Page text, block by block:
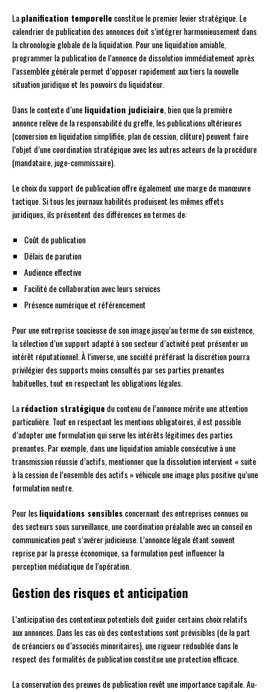
Laplanification temporelleconstitue le premier levier stratégique. Le
calendrier de publication des annonces doit s’intégrer harmonieusement dans
la chronologie globale de la liquidation. Pour une liquidation amiable,
programmer la publication de l’annonce de dissolution immédiatement après
l’assemblée générale permet d’opposer rapidement aux tiers la nouvelle
situation juridique et les pouvoirs du liquidateur.
Dans le contexte d’uneliquidation judiciaire, bien que la première
annonce relève de la responsabilité du greffe, les publications ultérieures
(conversion en liquidation simplifiée, plan de cession, clôture) peuvent faire
l’objet d’une coordination stratégique avec les autres acteurs de la procédure
(mandataire, juge-commissaire).
Le choix du support de publication offre également une marge de manœuvre
tactique. Si tous les journaux habilités produisent les mêmes effets
juridiques, ils présentent des différences en termes de:
Coût de publication
Délais de parution
Audience effective
Facilité de collaboration avec leurs services
Présence numérique et référencement
Pour une entreprise soucieuse de son image jusqu’au terme de son existence,
la sélection d’un support adapté à son secteur d’activité peut présenter un
intérêt réputationnel. À l’inverse, une société préférant la discrétion pourra
privilégier des supports moins consultés par ses parties prenantes
habituelles, tout en respectant les obligations légales.
Larédaction stratégiquedu contenu de l’annonce mérite une attention
particulière. Tout en respectant les mentions obligatoires, il est possible
d’adopter une formulation qui serve les intérêts légitimes des parties
prenantes. Par exemple, dans une liquidation amiable consécutive à une
transmission réussie d’actifs, mentionner que la dissolution intervient « suite
à la cession de l’ensemble des actifs » véhicule une image plus positive qu’une
formulation neutre.
Pour lesliquidations sensibles concernant des entreprises connues ou
des secteurs sous surveillance, une coordination préalable avec un conseil en
communication peut s’avérer judicieuse. L’annonce légale étant souvent
reprise par la presse économique, sa formulation peut influencer la
perception médiatique de l’opération.
Gestion des risques et anticipation
L’anticipation des contentieux potentiels doit guider certains choix relatifs
aux annonces. Dans les cas où des contestations sont prévisibles (de la part
de créanciers ou d’associés minoritaires), une rigueur redoublée dans le
respect des formalités de publication constitue une protection efficace.
La conservation des preuves de publication revêt une importance capitale. Au-